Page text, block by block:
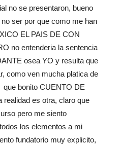
no se presentaron, bueno
ser por que como me han
EL PAIS DE CON
no entenderia la sentencia
osea YO y resulta que
como ven mucha platica de
bonito CUENTO DE
realidad es otra, claro que
pero me siento
los elementos a mi
fundatorio muy explicito,